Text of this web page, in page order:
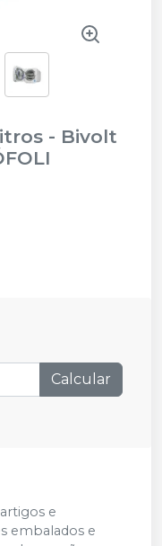
- Bivolt
Calcular
e
embalados e